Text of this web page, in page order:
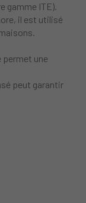
gamme ITE).
il est utilisé
permet une
peut garantir